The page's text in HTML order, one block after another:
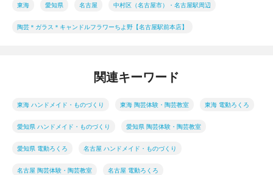
東海 愛知県 名古屋 中村区（名古屋市）・名古屋駅周辺
陶芸＊ガラス＊キャンドルフラワーちよ野【名古屋駅前本店】
関連キーワード
東海 ハンドメイド・ものづくり 東海 陶芸体験・陶芸教室 東海 電動ろくろ
愛知県 ハンドメイド・ものづくり 愛知県 陶芸体験・陶芸教室
愛知県 電動ろくろ 名古屋 ハンドメイド・ものづくり
名古屋 陶芸体験・陶芸教室 名古屋 電動ろくろ